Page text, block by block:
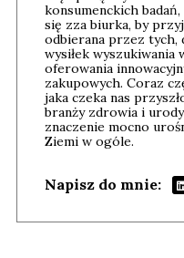
konsumenckich
się zza biurka, by
odbierana przez tych,
wysiłek wyszukiwania
oferowania
zakupowych. Coraz
jaka czeka nas
branży zdrowia i
znaczenie mocno
Ziemi w ogóle.
Napisz do mnie: